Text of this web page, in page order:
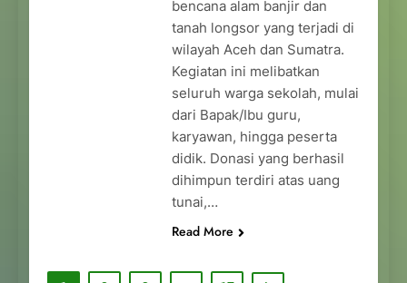
bencana alam banjir dan
tanah longsor yang terjadi di
wilayah Aceh dan Sumatra.
Kegiatan ini melibatkan
seluruh warga sekolah, mulai
dari Bapak/Ibu guru,
karyawan, hingga peserta
didik. Donasi yang berhasil
dihimpun terdiri atas uang
tunai,…
Read More